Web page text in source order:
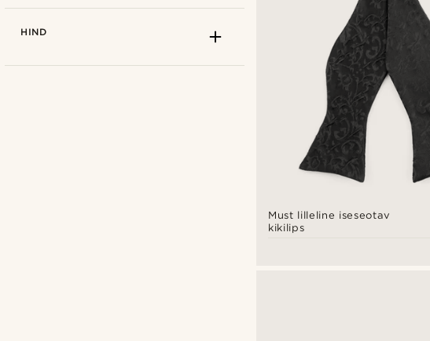
Must lilleline iseseotav
kikilips
HIND